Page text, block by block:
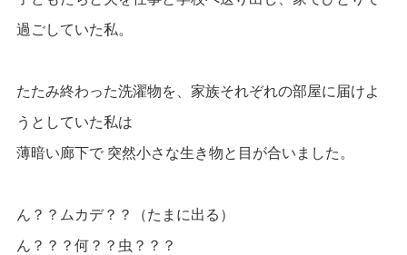
過ごしていた私。
たたみ終わった洗濯物を、家族それぞれの部屋に届けよ
うとしていた私は
薄暗い廊下で 突然小さな生き物と目が合いました。
ん？？ムカデ？？（たまに出る）
ん？？？何？？虫？？？